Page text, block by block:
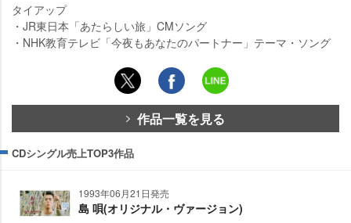
タイアップ
・JR東日本「あたらしい旅」CMソング
・NHK教育テレビ「今夜もあなたのパートナー」テーマ・ソング
作品一覧を見る
CDシングル売上TOP3作品
1993年06月21日発売
島 唄(オリジナル・ヴァージョン)